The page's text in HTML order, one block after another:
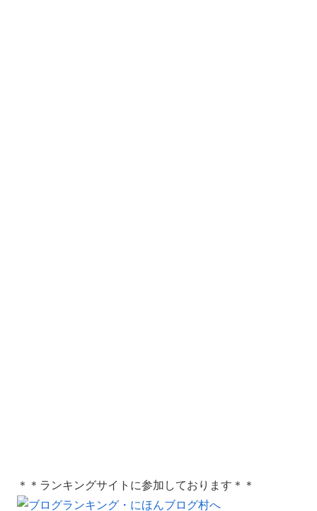
＊＊ランキングサイトに参加しております＊＊